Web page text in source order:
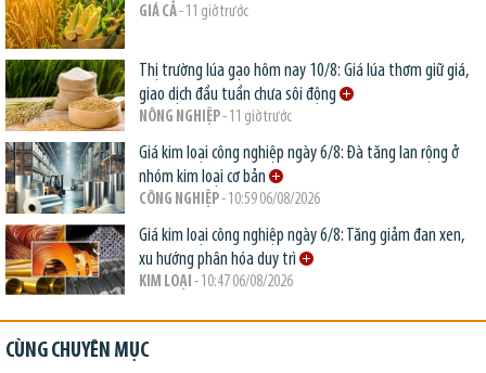
GIÁ CẢ- 11 giờ trước
Thị trường lúa gạo hôm nay 10/8: Giá lúa thơm giữ giá,
giao dịch đầu tuần chưa sôi động
NÔNG NGHIỆP- 11 giờ trước
Giá kim loại công nghiệp ngày 6/8: Đà tăng lan rộng ở
nhóm kim loại cơ bản
CÔNG NGHIỆP- 10:59 06/08/2026
Giá kim loại công nghiệp ngày 6/8: Tăng giảm đan xen,
xu hướng phân hóa duy trì
KIM LOẠI - 10:47 06/08/2026
CÙNG CHUYÊN MỤC